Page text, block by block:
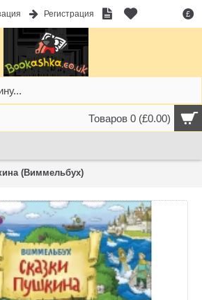
£
Регистрация
Товаров 0 (£0.00)
(Виммельбух)